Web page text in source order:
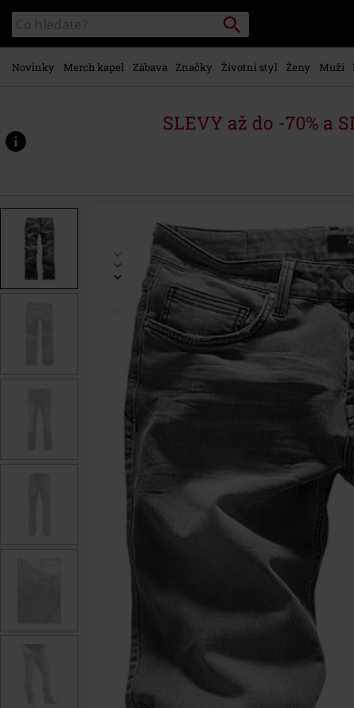
hlavnímu
obsahu
Katalog
vyhledávání
Vyhledávání
Novinky Merch kapel Zábava Značky Životní styl Ženy Muži
SLEVY až do -70% a
www.emp-
p/johnny/279638.html